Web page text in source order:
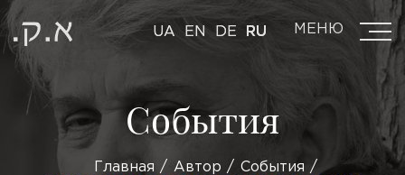
UA EN DE RU МЕНЮ
События
Главная Автор
События